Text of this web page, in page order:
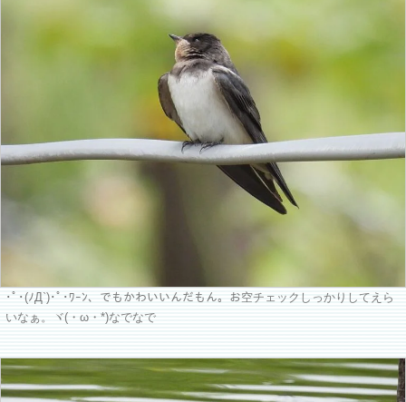
･ﾟ･(ﾉД`)･ﾟ･ﾜｰﾝ、でもかわいいんだもん。お空チェックしっかりしてえら
いなぁ。ヾ(・ω・*)なでなで